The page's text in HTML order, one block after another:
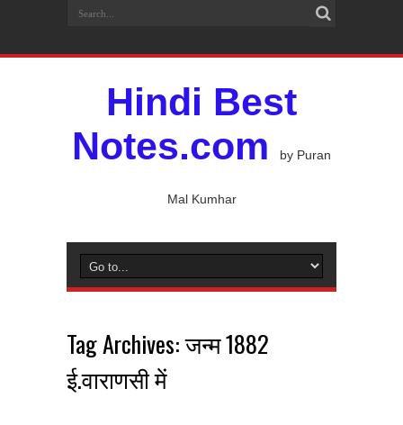
Hindi Best
Notes.com
by Puran
Mal Kumhar
Tag Archives:जन्म 1882
ई.वाराणसी में